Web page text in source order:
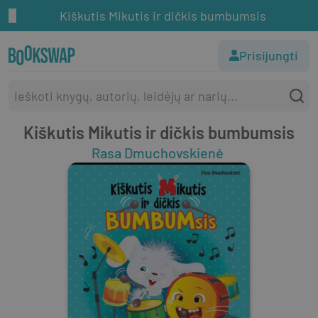
Kiškutis Mikutis ir dičkis bumbumsis
Prisijungti
Kiškutis Mikutis ir dičkis bumbumsis
Rasa Dmuchovskienė